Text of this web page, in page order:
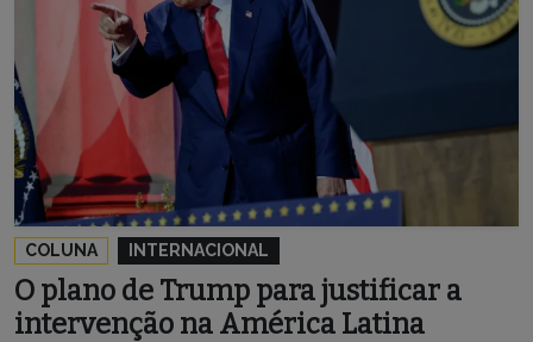
COLUNA INTERNACIONAL
O plano de Trump para justificar a
intervenção na América Latina